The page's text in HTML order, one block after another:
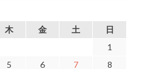
木 金 土
日
1
5 6 7
8